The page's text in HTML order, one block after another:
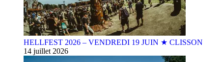
HELLFEST 2026 – VENDREDI 19 JUIN ★ CLISSON
14 juillet 2026